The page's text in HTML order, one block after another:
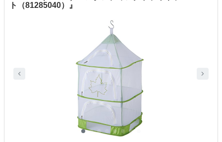
ト（81285040）』